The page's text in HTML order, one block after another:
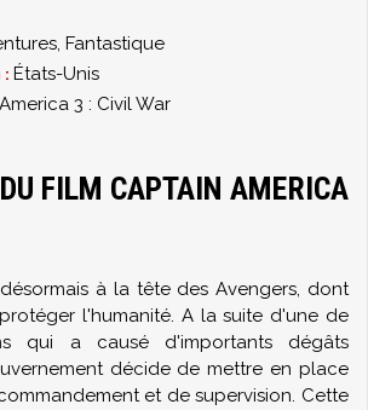
, Fantastique
: États-Unis
3 : Civil War
FILM CAPTAIN AMERICA
à la tête des Avengers, dont
l'humanité. A la suite d'une de
qui a causé d'importants dégâts
décide de mettre en place
et de supervision. Cette